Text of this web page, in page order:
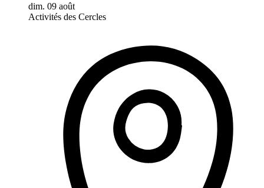
dim. 09 août
Activités des Cercles